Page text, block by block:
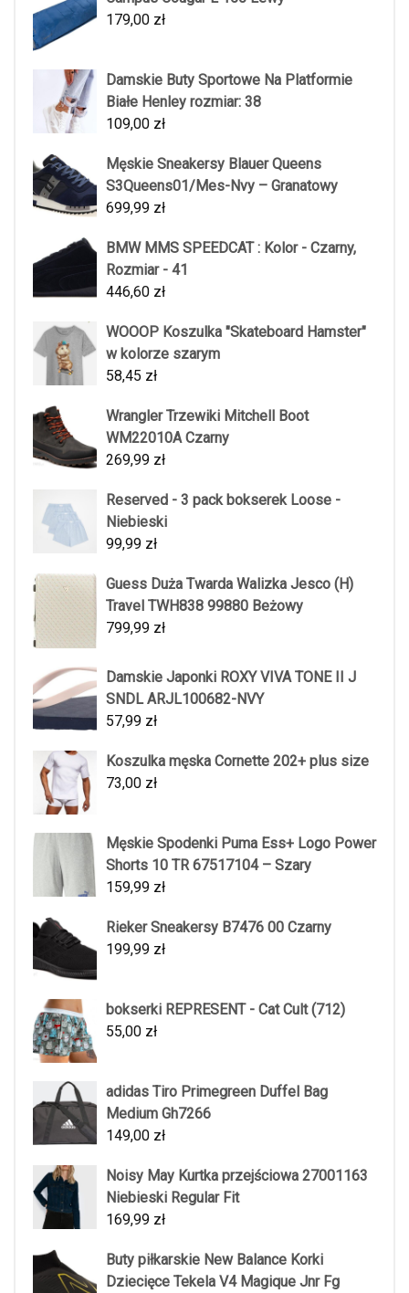
179,00 zł
Damskie Buty Sportowe Na Platformie
Białe Henley rozmiar: 38
109,00 zł
Męskie Sneakersy Blauer Queens
S3Queens01/Mes-Nvy – Granatowy
699,99 zł
BMW MMS SPEEDCAT : Kolor - Czarny,
Rozmiar - 41
446,60 zł
WOOOP Koszulka "Skateboard Hamster"
w kolorze szarym
58,45 zł
Wrangler Trzewiki Mitchell Boot
WM22010A Czarny
269,99 zł
Reserved - 3 pack bokserek Loose -
Niebieski
99,99 zł
Guess Duża Twarda Walizka Jesco (H)
Travel TWH838 99880 Beżowy
799,99 zł
Damskie Japonki ROXY VIVA TONE II J
SNDL ARJL100682-NVY
57,99 zł
Koszulka męska Cornette 202+ plus size
73,00 zł
Męskie Spodenki Puma Ess+ Logo Power
Shorts 10 TR 67517104 – Szary
159,99 zł
Rieker Sneakersy B7476 00 Czarny
199,99 zł
bokserki REPRESENT - Cat Cult (712)
55,00 zł
adidas Tiro Primegreen Duffel Bag
Medium Gh7266
149,00 zł
Noisy May Kurtka przejściowa 27001163
Niebieski Regular Fit
169,99 zł
Buty piłkarskie New Balance Korki
Dziecięce Tekela V4 Magique Jnr Fg